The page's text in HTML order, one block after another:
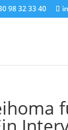
98 32 33 40